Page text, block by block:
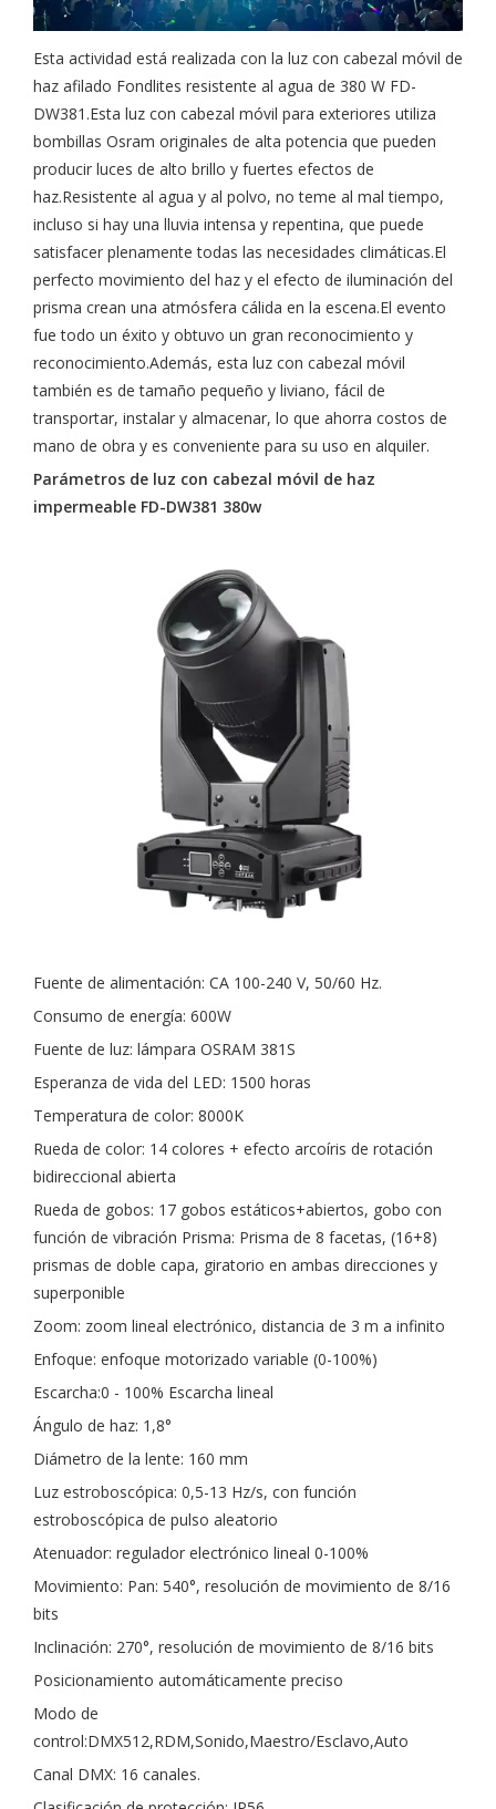
Esta actividad está realizada con la luz con cabezal móvil de
haz afilado Fondlites resistente al agua de 380 W FD-
DW381.Esta luz con cabezal móvil para exteriores utiliza
bombillas Osram originales de alta potencia que pueden
producir luces de alto brillo y fuertes efectos de
haz.Resistente al agua y al polvo, no teme al mal tiempo,
incluso si hay una lluvia intensa y repentina, que puede
satisfacer plenamente todas las necesidades climáticas.El
perfecto movimiento del haz y el efecto de iluminación del
prisma crean una atmósfera cálida en la escena.El evento
fue todo un éxito y obtuvo un gran reconocimiento y
reconocimiento.Además, esta luz con cabezal móvil
también es de tamaño pequeño y liviano, fácil de
transportar, instalar y almacenar, lo que ahorra costos de
mano de obra y es conveniente para su uso en alquiler.
Parámetros de luz con cabezal móvil de haz
impermeable FD-DW381 380w
Fuente de alimentación: CA 100-240 V, 50/60 Hz.
Consumo de energía: 600W
Fuente de luz: lámpara OSRAM 381S
Esperanza de vida del LED: 1500 horas
Temperatura de color: 8000K
Rueda de color: 14 colores + efecto arcoíris de rotación
bidireccional abierta
Rueda de gobos: 17 gobos estáticos+abiertos, gobo con
función de vibración Prisma: Prisma de 8 facetas, (16+8)
prismas de doble capa, giratorio en ambas direcciones y
superponible
Zoom: zoom lineal electrónico, distancia de 3 m a infinito
Enfoque: enfoque motorizado variable (0-100%)
Escarcha:0 - 100% Escarcha lineal
Ángulo de haz: 1,8°
Diámetro de la lente: 160 mm
Luz estroboscópica: 0,5-13 Hz/s, con función
estroboscópica de pulso aleatorio
Atenuador: regulador electrónico lineal 0-100%
Movimiento: Pan: 540°, resolución de movimiento de 8/16
bits
Inclinación: 270°, resolución de movimiento de 8/16 bits
Posicionamiento automáticamente preciso
Modo de
control:DMX512,RDM,Sonido,Maestro/Esclavo,Auto
Canal DMX: 16 canales.